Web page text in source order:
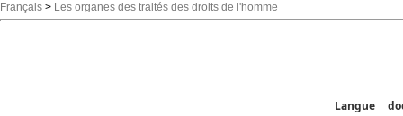
Français > Les organes des traités des droits de l'homme
Langue